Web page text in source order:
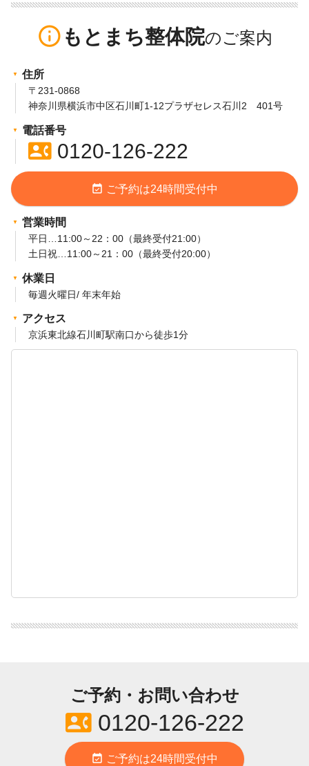
ビ
ー
ョ
ン
info_outline もとまち整体院
住所
〒231-0868
神奈川県横浜市中区石川町1-12プラザセレス石川2 401号
電話番号
contact_phone0120-126-222
event_available ご予約は24時間受付中
営業時間
平日…11:00～22：00（最終受付21:00）
土日祝…11:00～21：00（最終受付20:00）
休業日
毎週火曜日/ 年末年始
アクセス
京浜東北線石川町駅南口から徒歩1分
ご予約・お問い合わせ
contact_phone0120-126-222
event_available ご予約は24時間受付中